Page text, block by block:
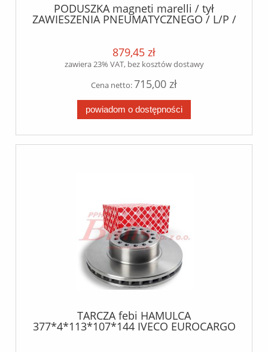
PODUSZKA magneti marelli / tył
ZAWIESZENIA PNEUMATYCZNEGO / L/P /
879,45 zł
zawiera 23% VAT, bez kosztów dostawy
Cena netto:715,00 zł
powiadom o dostępności
TARCZA febi HAMULCA
377*4*113*107*144 IVECO EUROCARGO